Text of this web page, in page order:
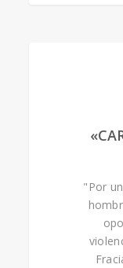
"Por